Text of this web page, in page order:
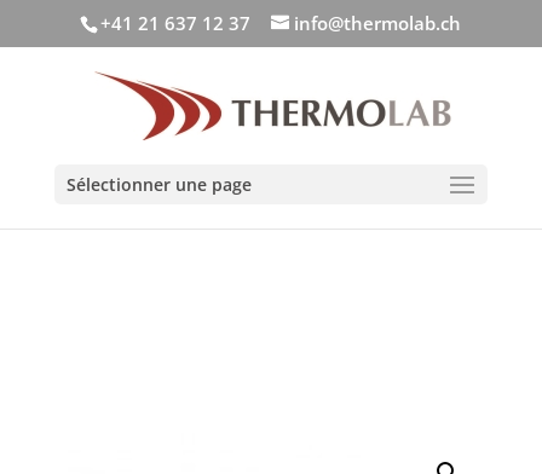
+41 21 637 12 37 info@thermolab.ch
Sélectionner une page